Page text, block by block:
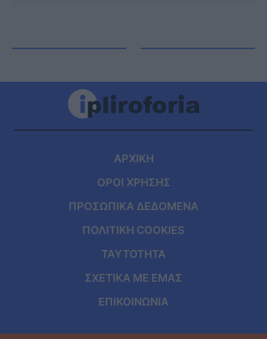
ΑΡΧΙΚΗ
ΟΡΟΙ ΧΡΗΣΗΣ
ΠΡΟΣΩΠΙΚΑ ΔΕΔΟΜΕΝΑ
ΠΟΛΙΤΙΚΗ COOKIES
ΤΑΥΤΟΤΗΤΑ
ΣΧΕΤΙΚΑ ΜΕ ΕΜΑΣ
ΕΠΙΚΟΙΝΩΝΙΑ